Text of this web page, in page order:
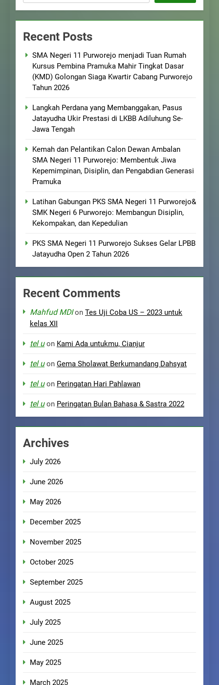
Recent Posts
SMA Negeri 11 Purworejo menjadi Tuan Rumah
Kursus Pembina Pramuka Mahir Tingkat Dasar
(KMD) Golongan Siaga Kwartir Cabang Purworejo
Tahun 2026
Langkah Perdana yang Membanggakan, Pasus
Jatayudha Ukir Prestasi di LKBB Adiluhung Se-
Jawa Tengah
Kemah dan Pelantikan Calon Dewan Ambalan
SMA Negeri 11 Purworejo: Membentuk Jiwa
Kepemimpinan, Disiplin, dan Pengabdian Generasi
Pramuka
Latihan Gabungan PKS SMA Negeri 11 Purworejo&
SMK Negeri 6 Purworejo: Membangun Disiplin,
Kekompakan, dan Kepedulian
PKS SMA Negeri 11 Purworejo Sukses Gelar LPBB
Jatayudha Open 2 Tahun 2026
Recent Comments
Mahfud MDIon Tes Uji Coba US – 2023 untuk
kelas XII
tel uon Kami Ada untukmu, Cianjur
tel uon Gema Sholawat Berkumandang Dahsyat
tel uon Peringatan Hari Pahlawan
tel uon Peringatan Bulan Bahasa & Sastra 2022
Archives
July 2026
June 2026
May 2026
December 2025
November 2025
October 2025
September 2025
August 2025
July 2025
June 2025
May 2025
March 2025